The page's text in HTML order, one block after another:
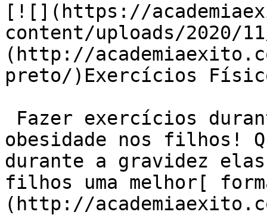
[![](https://
content/uploads/2020/
(http://
preto/)Exercícios
obesidade nos filhos!
durante a gravidez elas
filhos uma melhor[
(http://